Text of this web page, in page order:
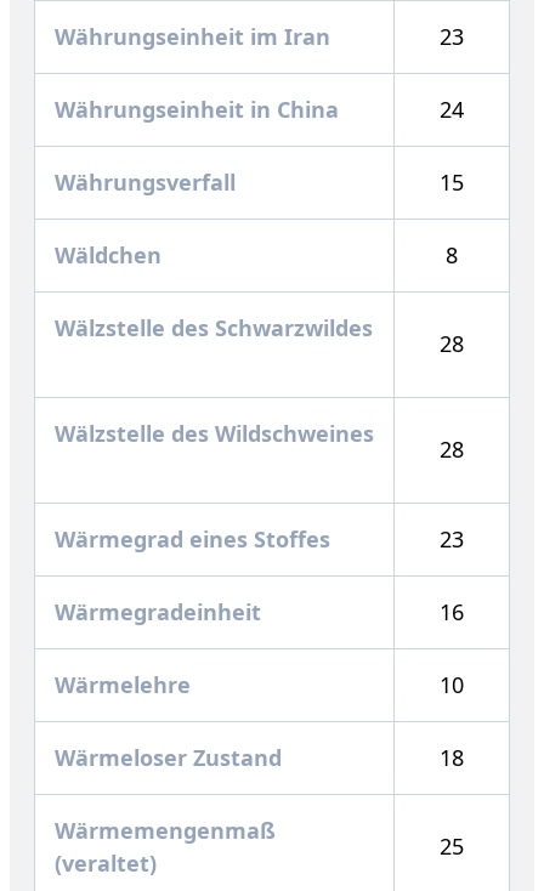
Währungseinheit im Iran 23
Währungseinheit in China 24
Währungsverfall 15
Wäldchen 8
Wälzstelle des Schwarzwildes
28
Wälzstelle des Wildschweines
28
Wärmegrad eines Stoffes 23
Wärmegradeinheit 16
Wärmelehre 10
Wärmeloser Zustand 18
Wärmemengenmaß
(veraltet)
25